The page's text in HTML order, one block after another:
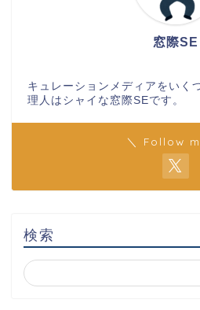
窓際SE
キュレーションメディアをいく
理人はシャイな窓際SEです。
＼ Follow
検索